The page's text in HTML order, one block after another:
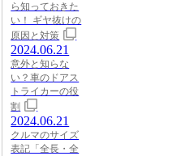
ら知っておきた
い！ ギヤ抜けの
原因と対策
2024.06.21
意外と知らな
い？車のドアス
トライカーの役
割
2024.06.21
クルマのサイズ
表記「全長・全